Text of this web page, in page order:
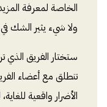
الخاصة لمعرفة
ولا شيء يثير الشك
ستختار الفريق الذي
تنطلق مع أعضاء
الأضرار واقعية